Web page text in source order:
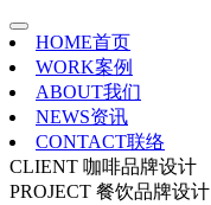
HOME首页
WORK案例
ABOUT我们
NEWS资讯
CONTACT联络
CLIENT 咖啡品牌设计
PROJECT 餐饮品牌设计